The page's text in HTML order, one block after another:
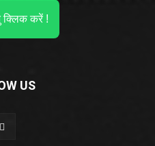
क्लिक करें !
US